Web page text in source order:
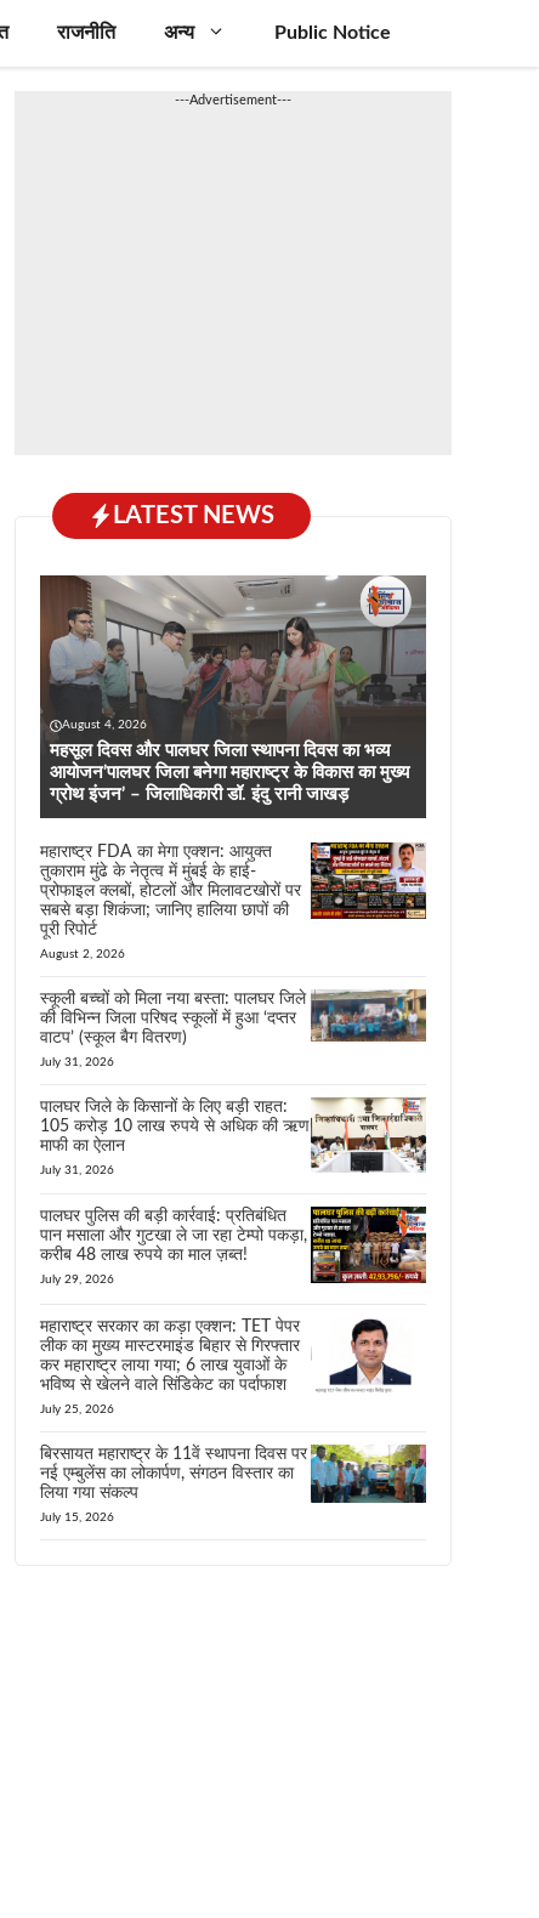
राजनीति अन्य Public Notice
---Advertisement---
LATEST NEWS
August 4, 2026
महसूल दिवस और पालघर जिला स्थापना दिवस का भव्य
आयोजन’पालघर जिला बनेगा महाराष्ट्र के विकास का मुख्य
ग्रोथ इंजन’ – जिलाधिकारी डॉ. इंदु रानी जाखड़
महाराष्ट्र FDA का मेगा एक्शन: आयुक्त
तुकाराम मुंढे के नेतृत्व में मुंबई के हाई-
प्रोफाइल क्लबों, होटलों और मिलावटखोरों पर
सबसे बड़ा शिकंजा; जानिए हालिया छापों की
पूरी रिपोर्ट
August 2, 2026
स्कूली बच्चों को मिला नया बस्ता: पालघर जिले
की विभिन्न जिला परिषद स्कूलों में हुआ ‘दप्तर
वाटप’ (स्कूल बैग वितरण)
July 31, 2026
पालघर जिले के किसानों के लिए बड़ी राहत:
105 करोड़ 10 लाख रुपये से अधिक की ऋण
माफी का ऐलान
July 31, 2026
पालघर पुलिस की बड़ी कार्रवाई: प्रतिबंधित
पान मसाला और गुटखा ले जा रहा टेम्पो पकड़ा,
करीब 48 लाख रुपये का माल ज़ब्त!
July 29, 2026
महाराष्ट्र सरकार का कड़ा एक्शन: TET पेपर
लीक का मुख्य मास्टरमाइंड बिहार से गिरफ्तार
कर महाराष्ट्र लाया गया; 6 लाख युवाओं के
भविष्य से खेलने वाले सिंडिकेट का पर्दाफाश
July 25, 2026
बिरसायत महाराष्ट्र के 11वें स्थापना दिवस पर
नई एम्बुलेंस का लोकार्पण, संगठन विस्तार का
लिया गया संकल्प
July 15, 2026